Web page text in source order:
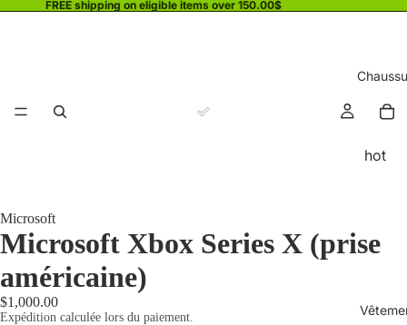
FREE shipping on eligible items over 150.00$
hot
Microsoft
Microsoft Xbox Series X (prise
américaine)
$1,000.00
Expédition calculée lors du paiement.